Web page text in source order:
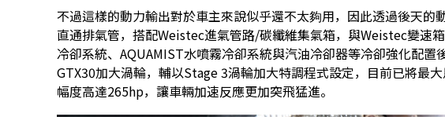
不過這樣的動力輸出對於車主來說似乎還不太夠用，因此透過後天的
直通排氣管，搭配Weistec進氣管路/碳纖維集氣箱，與Weistec變速
冷卻系統、AQUAMIST水噴霧冷卻系統與汽油冷卻器等冷卻強化配置
GTX30加大渦輪，輔以Stage 3渦輪加大特調程式設定，目前已將最
幅度高達265hp，讓車輛加速反應更加突飛猛進。